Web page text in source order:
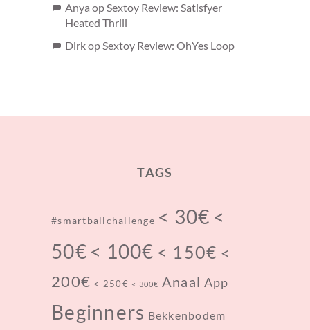
Anya opSextoy Review: Satisfyer
Heated Thrill
DirkopSextoy Review: OhYes Loop
TAGS
#smartballchallenge < 30€ <
50€ < 100€ < 150€ <
200€ < 250€ < 300€ Anaal App
Beginners Bekkenbodem